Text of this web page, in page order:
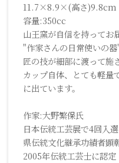
11.7×8.9×(高さ)9.8cm
容量:350cc
山王窯が自信を持ってお
"作家さんの日常使いの器
匠の技が細部に渡って施
カップ自体、とても軽量
に出ています。
作家:大野繁保氏
日本伝統工芸展で4回入選
県伝統文化継承功績者顕
2005年伝統工芸士に認定